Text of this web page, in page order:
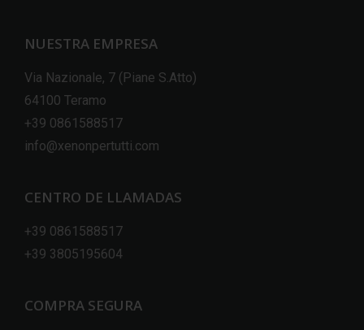
NUESTRA EMPRESA
Via Nazionale, 7 (Piane S.Atto)
64100 Teramo
+39 0861588517
info@xenonpertutti.com
CENTRO DE LLAMADAS
+39 0861588517
+39 3805195604
COMPRA SEGURA